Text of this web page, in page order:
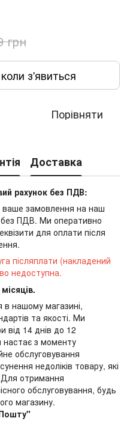
грн
з'явиться
Порівняти
Доставка
рахунок без ПДВ:
замовлення на наш
без ПДВ. Ми оперативно
для оплати після
післяплати (накладений
недоступна.
нашому магазині,
та якості. Ми
від 14 днів до 12
настає з моменту
обслуговування
недоліків товару, які
отримання
обслуговування, будь
магазину.